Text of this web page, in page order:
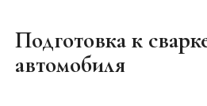
Подготовка к
автомобиля